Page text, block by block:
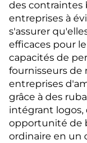
des contraintes
entreprises à
s'assurer
efficaces pour
capacités de
fournisseurs de
entreprises
grâce à des
intégrant logos,
opportunité de
ordinaire en un